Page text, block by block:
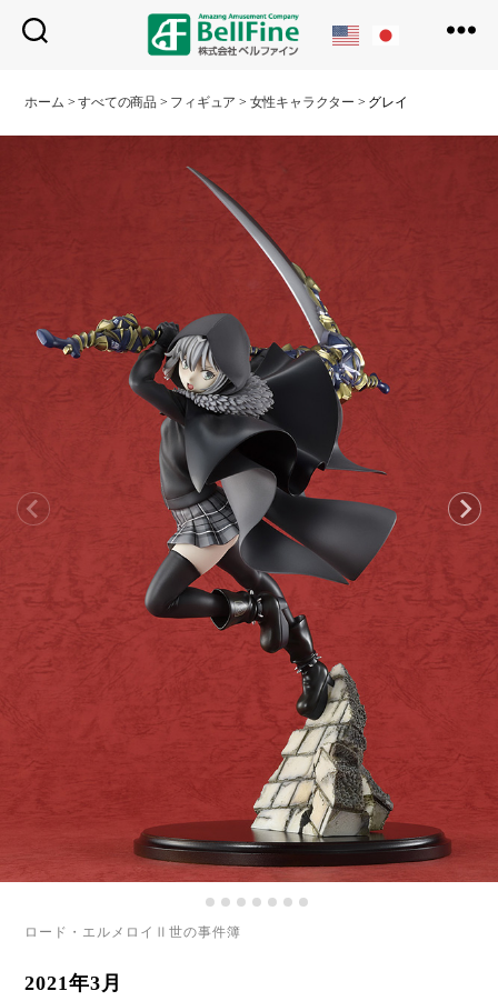
フ
イ
ホーム >すべての商品 > フィギュア > 女性キャラクター > グレイ
ロード・エルメロイⅡ世の事件簿
2021年3月